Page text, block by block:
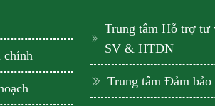
chính
Trung tâm Hỗ trợ tư
SV & HTDN
Trung tâm Đảm